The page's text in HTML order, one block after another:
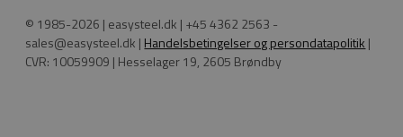
© 1985-2026 | easysteel.dk | +45 4362 2563 -
sales@easysteel.dk | Handelsbetingelser og persondatapolitik |
CVR: 10059909 | Hesselager 19, 2605 Brøndby